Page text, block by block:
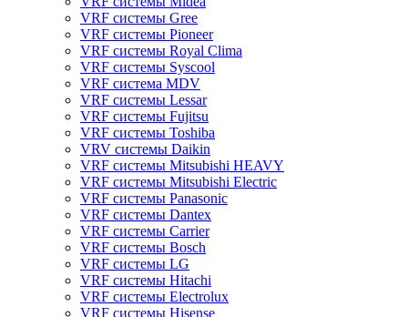
VRF системы Gree
VRF системы Pioneer
VRF системы Royal Clima
VRF системы Syscool
VRF система MDV
VRF системы Lessar
VRF системы Fujitsu
VRF системы Toshiba
VRV системы Daikin
VRF системы Mitsubishi HEAVY
VRF системы Mitsubishi Electric
VRF системы Panasonic
VRF системы Dantex
VRF системы Carrier
VRF системы Bosch
VRF системы LG
VRF системы Hitachi
VRF системы Electrolux
VRF системы Hisense